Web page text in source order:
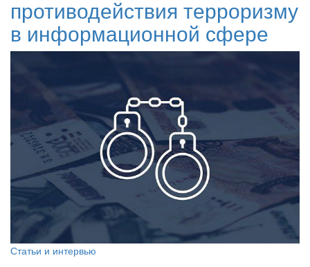
противодействия терроризму
в информационной сфере
Статьи и интервью